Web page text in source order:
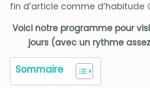
fin d’article comme d’habitude
Voici notre programme pour
jours (avec un rythme
Sommaire